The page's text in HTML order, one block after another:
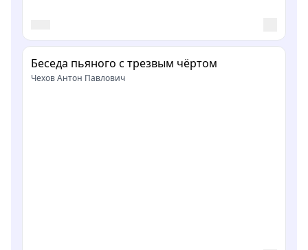
Беседа пьяного с трезвым чёртом
Чехов Антон Павлович